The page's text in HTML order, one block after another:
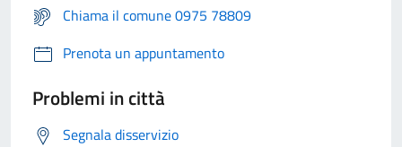
Chiama il comune 0975 78809
Prenota un appuntamento
Problemi in città
Segnala disservizio